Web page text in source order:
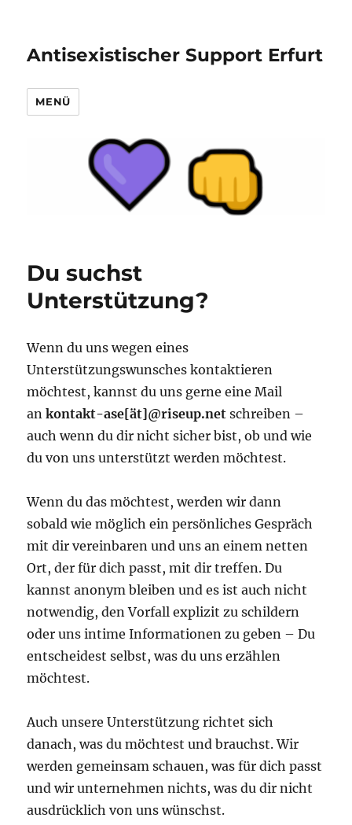
Antisexistischer Support Erfurt
MENÜ
Du suchst
Unterstützung?
Wenn du uns wegen eines
Unterstützungswunsches kontaktieren
möchtest, kannst du uns gerne eine Mail
ankontakt-ase[ät]@riseup.net schreiben –
auch wenn du dir nicht sicher bist, ob und wie
du von uns unterstützt werden möchtest.
Wenn du das möchtest, werden wir dann
sobald wie möglich ein persönliches Gespräch
mit dir vereinbaren und uns an einem netten
Ort, der für dich passt, mit dir treffen. Du
kannst anonym bleiben und es ist auch nicht
notwendig, den Vorfall explizit zu schildern
oder uns intime Informationen zu geben – Du
entscheidest selbst, was du uns erzählen
möchtest.
Auch unsere Unterstützung richtet sich
danach, was du möchtest und brauchst. Wir
werden gemeinsam schauen, was für dich passt
und wir unternehmen nichts, was du dir nicht
ausdrücklich von uns wünschst.